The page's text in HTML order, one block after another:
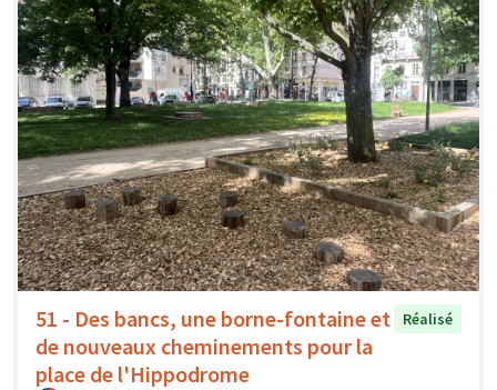
51 - Des bancs, une borne-fontaine et
de nouveaux cheminements pour la
place de l'Hippodrome
Réalisé